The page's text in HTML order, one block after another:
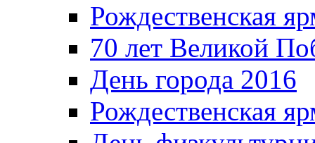
Рождественская
70 лет Великой
День города 2016
Рождественская